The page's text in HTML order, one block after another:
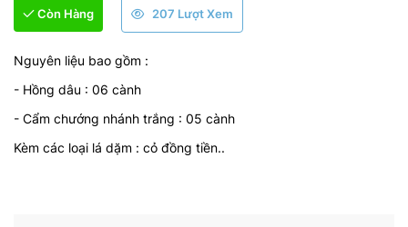
Còn Hàng 207 Lượt Xem
Nguyên liệu bao gồm :
- Hồng dâu : 06 cành
- Cẩm chướng nhánh trắng : 05 cành
Kèm các loại lá dặm : cỏ đồng tiền..